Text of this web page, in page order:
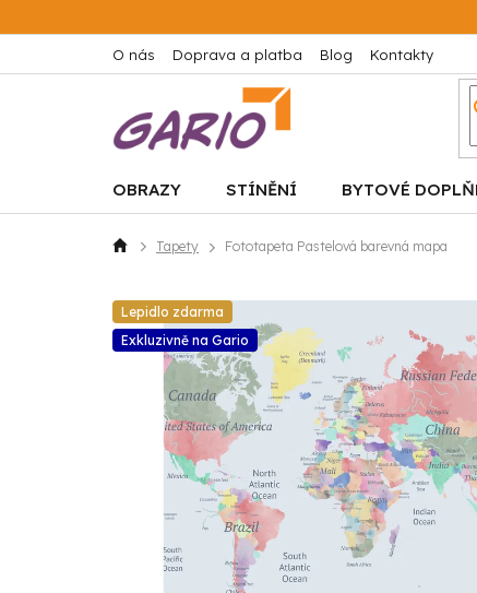
na
O nás Doprava a platba Blog Kontakty
OBRAZY STÍNĚNÍ BYTOVÉ
Domů Tapety Fototapeta Pastelová barevná mapa
Lepidlo zdarma
Exkluzivně na Gario